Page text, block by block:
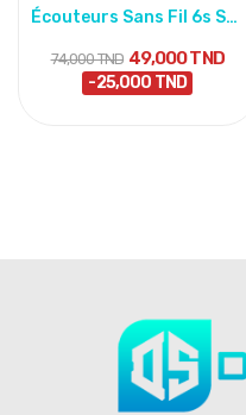
Écouteurs Sans Fil 6s Stylet AirPods – Blanc
74,000 TND 49,000 TND
-25,000 TND